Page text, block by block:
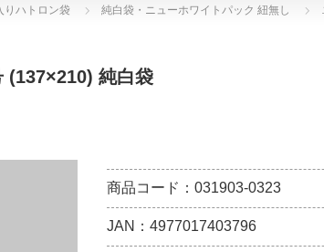
りハトロン袋 純白袋・ニューホワイトパック 紐無し
(137×210) 純白袋
商品コード：031903-0323
JAN：4977017403796